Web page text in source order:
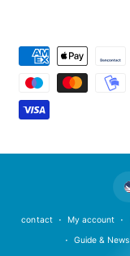
m
n
contact My account
Guide & News